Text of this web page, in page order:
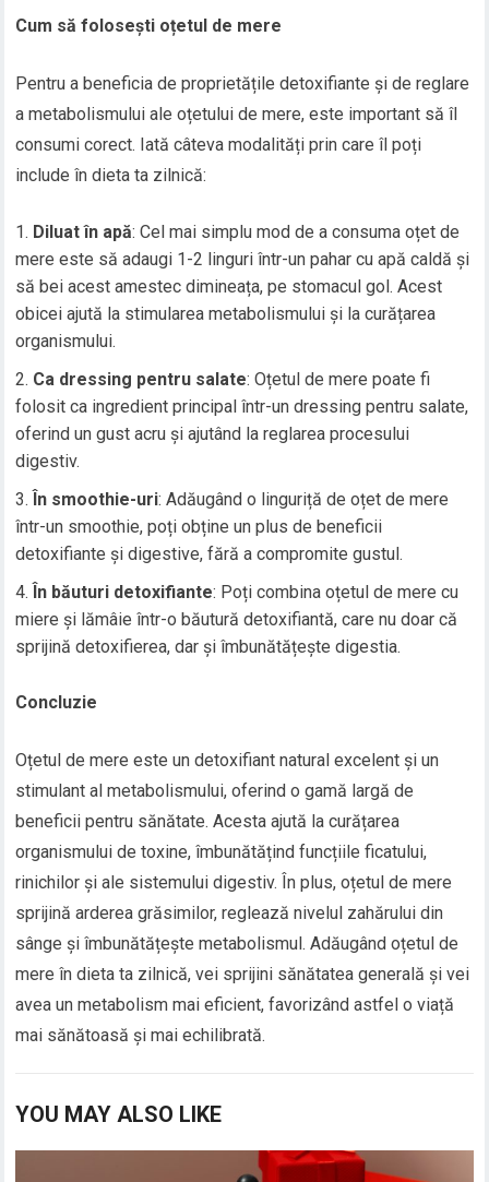
Cum să folosești oțetul de mere
Pentru a beneficia de proprietățile detoxifiante și de reglare
a metabolismului ale oțetului de mere, este important să îl
consumi corect. Iată câteva modalități prin care îl poți
include în dieta ta zilnică:
Diluat în apă: Cel mai simplu mod de a consuma oțet de
mere este să adaugi 1-2 linguri într-un pahar cu apă caldă și
să bei acest amestec dimineața, pe stomacul gol. Acest
obicei ajută la stimularea metabolismului și la curățarea
organismului.
Ca dressing pentru salate: Oțetul de mere poate fi
folosit ca ingredient principal într-un dressing pentru salate,
oferind un gust acru și ajutând la reglarea procesului
digestiv.
În smoothie-uri: Adăugând o linguriță de oțet de mere
într-un smoothie, poți obține un plus de beneficii
detoxifiante și digestive, fără a compromite gustul.
În băuturi detoxifiante: Poți combina oțetul de mere cu
miere și lămâie într-o băutură detoxifiantă, care nu doar că
sprijină detoxifierea, dar și îmbunătățește digestia.
Concluzie
Oțetul de mere este un detoxifiant natural excelent și un
stimulant al metabolismului, oferind o gamă largă de
beneficii pentru sănătate. Acesta ajută la curățarea
organismului de toxine, îmbunătățind funcțiile ficatului,
rinichilor și ale sistemului digestiv. În plus, oțetul de mere
sprijină arderea grăsimilor, reglează nivelul zahărului din
sânge și îmbunătățește metabolismul. Adăugând oțetul de
mere în dieta ta zilnică, vei sprijini sănătatea generală și vei
avea un metabolism mai eficient, favorizând astfel o viață
mai sănătoasă și mai echilibrată.
YOU MAY ALSO LIKE